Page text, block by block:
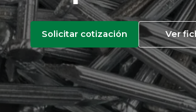
Solicitar cotización Ver